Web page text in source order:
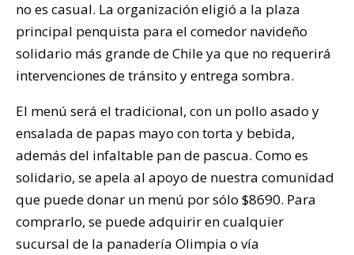
no es casual. La organización eligió a la plaza
principal penquista para el comedor navideño
solidario más grande de Chile ya que no requerirá
intervenciones de tránsito y entrega sombra.
El menú será el tradicional, con un pollo asado y
ensalada de papas mayo con torta y bebida,
además del infaltable pan de pascua. Como es
solidario, se apela al apoyo de nuestra comunidad
que puede donar un menú por sólo $8690. Para
comprarlo, se puede adquirir en cualquier
sucursal de la panadería Olimpia o vía